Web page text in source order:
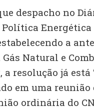
despacho no
Energética
a
Gás Natural e
resolução já está
em uma
ordinária do